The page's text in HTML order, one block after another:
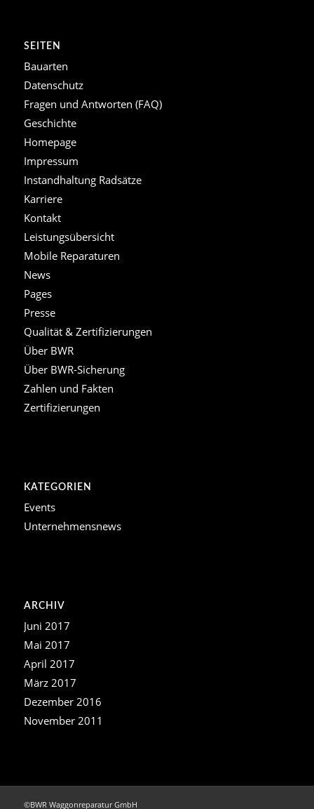
SEITEN
Bauarten
Datenschutz
Fragen und Antworten (FAQ)
Geschichte
Homepage
Impressum
Instandhaltung Radsätze
Karriere
Kontakt
Leistungsübersicht
Mobile Reparaturen
News
Pages
Presse
Qualität & Zertifizierungen
Über BWR
Über BWR-Sicherung
Zahlen und Fakten
Zertifizierungen
KATEGORIEN
Events
Unternehmensnews
ARCHIV
Juni 2017
Mai 2017
April 2017
März 2017
Dezember 2016
November 2011
©BWR Waggonreparatur GmbH